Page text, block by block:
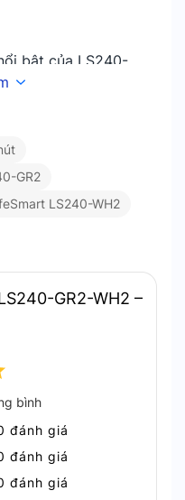
bật của LS240-
kép.
đồng thời hai thiết
dễ dàng hơn.
sáng 16
bạn có thể tùy
khiển với 16 triệu
với tâm trạng.
WH2 –
không
GR2
LS240-WH2
GR2-WH2 –
bình
đánh giá
đánh giá
đánh giá